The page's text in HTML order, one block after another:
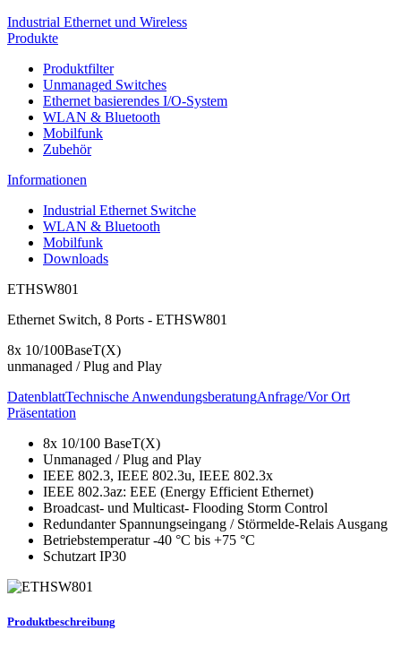
Industrial Ethernet und Wireless
Produkte
Produktfilter
Unmanaged Switches
Ethernet basierendes I/O-System
WLAN & Bluetooth
Mobilfunk
Zubehör
Informationen
Industrial Ethernet Switche
WLAN & Bluetooth
Mobilfunk
Downloads
ETHSW801
Ethernet Switch, 8 Ports - ETHSW801
8x 10/100BaseT(X)
unmanaged / Plug and Play
DatenblattTechnische AnwendungsberatungAnfrage/Vor Ort
Präsentation
8x 10/100 BaseT(X)
Unmanaged / Plug and Play
IEEE 802.3, IEEE 802.3u, IEEE 802.3x
IEEE 802.3az: EEE (Energy Efficient Ethernet)
Broadcast- und Multicast- Flooding Storm Control
Redundanter Spannungseingang / Störmelde-Relais Ausgang
Betriebstemperatur -40 °C bis +75 °C
Schutzart IP30
Produktbeschreibung